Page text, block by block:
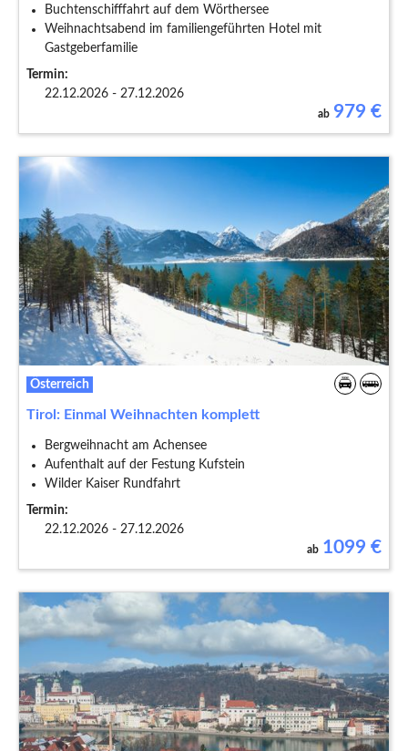
Buchtenschifffahrt auf dem Wörthersee
Weihnachtsabend im familiengeführten Hotel mit
Gastgeberfamilie
Termin:
22.12.2026 - 27.12.2026
ab 979 €
Österreich
Tirol: Einmal Weihnachten komplett
Bergweihnacht am Achensee
Aufenthalt auf der Festung Kufstein
Wilder Kaiser Rundfahrt
Termin:
22.12.2026 - 27.12.2026
ab 1099 €